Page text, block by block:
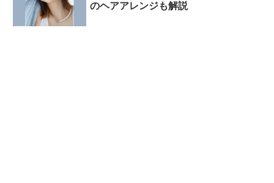
のヘアアレンジも解説